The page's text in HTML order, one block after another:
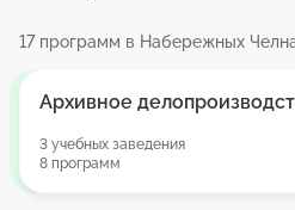
17 программ в Набережных
Архивное
3 учебных заведения
8 программ